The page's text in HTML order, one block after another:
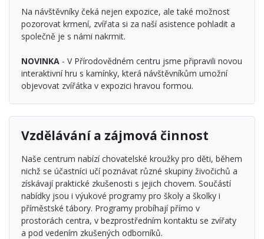
Na návštěvníky čeká nejen expozice, ale také možnost
pozorovat krmení, zvířata si za naší asistence pohladit a
společně je s námi nakrmit.
NOVINKA - V Přírodovědném centru jsme připravili novou
interaktivní hru s kamínky, která návštěvníkům umožní
objevovat zvířátka v expozici hravou formou.
Vzdělávání a zájmová činnost
Naše centrum nabízí chovatelské kroužky pro děti, během
nichž se účastníci učí poznávat různé skupiny živočichů a
získávají praktické zkušenosti s jejich chovem. Součástí
nabídky jsou i výukové programy pro školy a školky i
příměstské tábory. Programy probíhají přímo v
prostorách centra, v bezprostředním kontaktu se zvířaty
a pod vedením zkušených odborníků.